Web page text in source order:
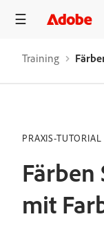
Training
PRAXIS-TUTORIAL
Färben
mit